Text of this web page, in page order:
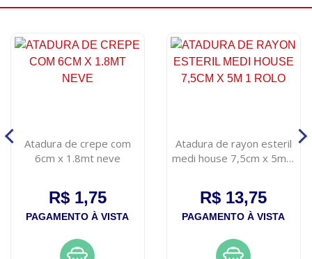
Atadura de crepe com
6cm x 1.8mt neve
R$ 1,75
PAGAMENTO À VISTA
Atadura de rayon esteril
medi house 7,5cm x 5m 1
R$ 13,75
PAGAMENTO À VISTA